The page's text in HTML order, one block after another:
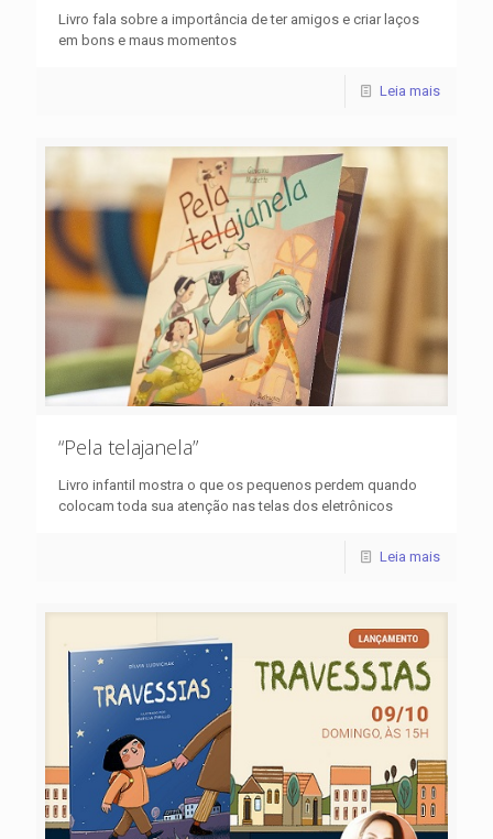
Livro fala sobre a importância de ter amigos e criar laços
em bons e maus momentos
Leia mais
“Pela telajanela”
Livro infantil mostra o que os pequenos perdem quando
colocam toda sua atenção nas telas dos eletrônicos
Leia mais